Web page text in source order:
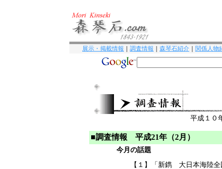
展示・掲載情報 調査情報 森琴石紹介 関係人物
平成１０
■調査情報 平成21年（2月）
今月の話題
【１】「新鐫 大日本海陸